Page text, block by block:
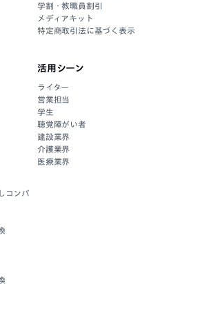
学割・教職員割引
メディアキット
特定商取引法に基づく表示
活用シーン
ライター
営業担当
学生
聴覚障がい者
建設業界
介護業界
医療業界
コンバ